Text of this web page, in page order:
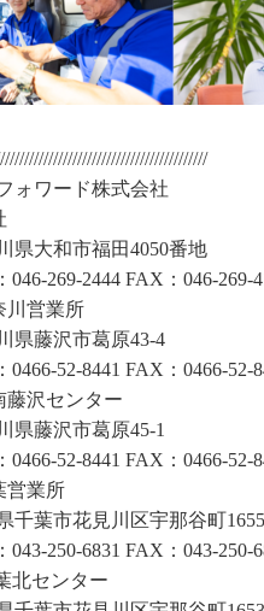
ォワード株式会社
県大和市福田4050番地
046-269-2444 FAX：046-269-
川営業所
県藤沢市葛原43-4
0466-52-8441 FAX：0466-52-
藤沢センター
県藤沢市葛原45-1
0466-52-8441 FAX：0466-52-
営業所
千葉市花見川区宇那谷町1655
043-250-6831 FAX：043-250-
北センター